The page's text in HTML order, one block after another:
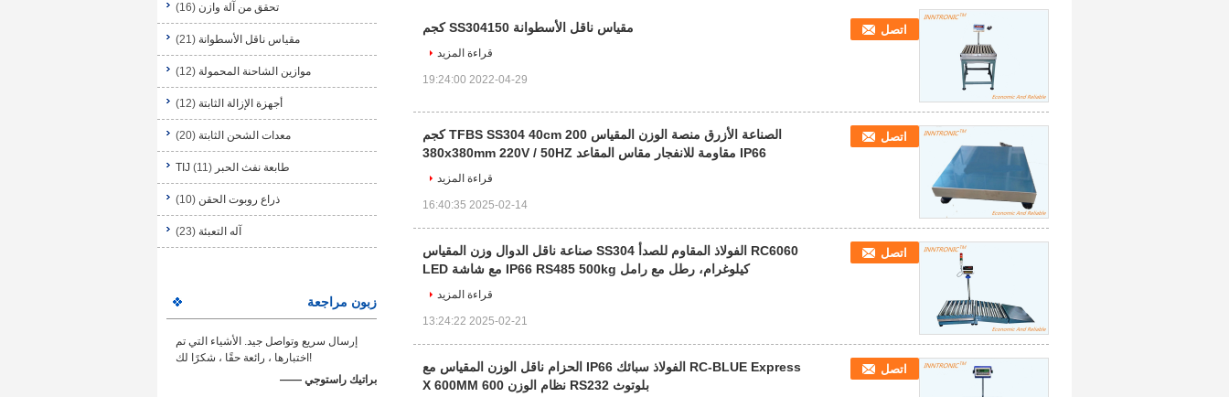
تحقق من آلة وازن (16)
مقياس ناقل الأسطوانة (21)
موازين الشاحنة المحمولة (12)
أجهزة الإزالة الثابتة (12)
معدات الشحن الثابتة (20)
طابعة نفث الحبر TIJ (11)
ذراع روبوت الحقن (10)
آله التعبئة (23)
زبون مراجعة
إرسال سريع وتواصل جيد. الأشياء التي تم
اختبارها ، رائعة حقًا ، شكرًا لك!
—— براتيك راستوجي
مقياس ناقل الأسطوانة SS304150 كجم اتصل
قراءة المزيد
2022-04-29 19:24:00
الصناعة الأزرق منصة الوزن المقياس TFBS SS304 40cm 200 كجم
IP66 مقاومة للانفجار مقاس المقاعد 380x380mm 220V / 50HZ
اتصل
قراءة المزيد
2025-02-14 16:40:35
RC6060 الفولاذ المقاوم للصدأ SS304 صناعة ناقل الدوال وزن المقياس
كيلوغرام، رطل مع رامل IP66 RS485 500kg مع شاشة LED
اتصل
قراءة المزيد
2025-02-21 13:24:22
RC-BLUE Express الفولاذ سبائك IP66 الحزام ناقل الوزن المقياس مع
بلوتوث RS232 نظام الوزن 600 X 600MM
اتصل